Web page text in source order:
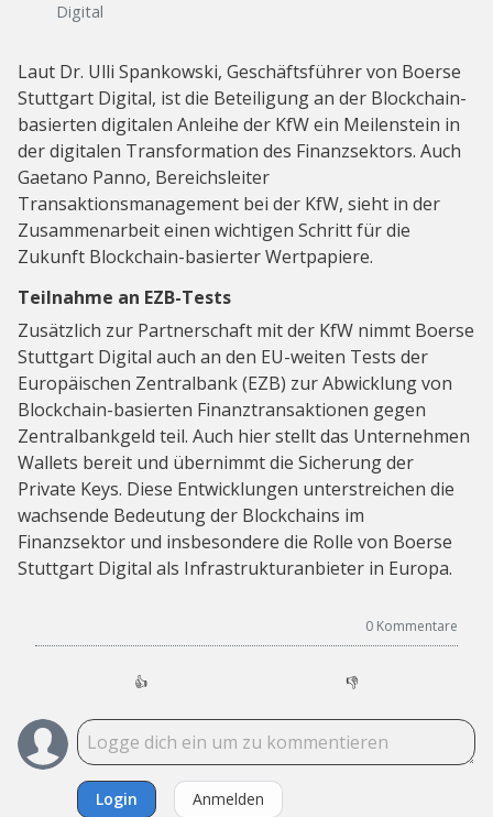
Digital
Laut Dr. Ulli Spankowski, Geschäftsführer von Boerse
Stuttgart Digital, ist die Beteiligung an der Blockchain-
basierten digitalen Anleihe der KfW ein Meilenstein in
der digitalen Transformation des Finanzsektors. Auch
Gaetano Panno, Bereichsleiter
Transaktionsmanagement bei der KfW, sieht in der
Zusammenarbeit einen wichtigen Schritt für die
Zukunft Blockchain-basierter Wertpapiere.
Teilnahme an EZB-Tests
Zusätzlich zur Partnerschaft mit der KfW nimmt Boerse
Stuttgart Digital auch an den EU-weiten Tests der
Europäischen Zentralbank (EZB) zur Abwicklung von
Blockchain-basierten Finanztransaktionen gegen
Zentralbankgeld teil. Auch hier stellt das Unternehmen
Wallets bereit und übernimmt die Sicherung der
Private Keys. Diese Entwicklungen unterstreichen die
wachsende Bedeutung der Blockchains im
Finanzsektor und insbesondere die Rolle von Boerse
Stuttgart Digital als Infrastrukturanbieter in Europa.
0 Kommentare
👍 👎
Login Anmelden